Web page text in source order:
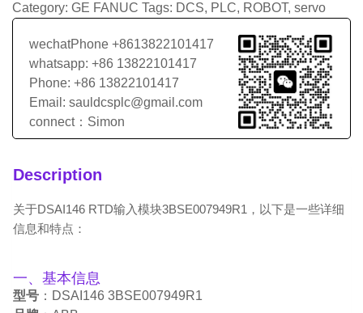
Category: GE FANUC Tags: DCS, PLC, ROBOT, servo
wechatPhone +8613822101417
whatsapp: +86 13822101417
Phone: +86 13822101417
Email: sauldcsplc@gmail.com
connect：Simon
Description
关于DSAI146 RTD输入模块3BSE007949R1，以下是一些详细
信息和特点：
一、基本信息
型号 ：DSAI146 3BSE007949R1